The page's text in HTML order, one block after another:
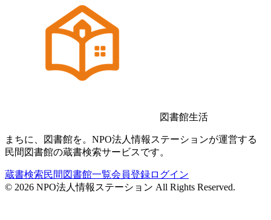
図書館生活
まちに、図書館を。NPO法人情報ステーションが運営する
民間図書館の蔵書検索サービスです。
蔵書検索民間図書館一覧会員登録ログイン
© 2026 NPO法人情報ステーション All Rights Reserved.